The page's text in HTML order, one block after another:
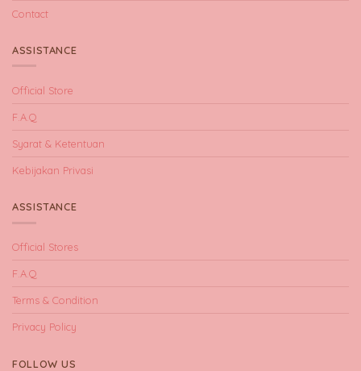
Contact
ASSISTANCE
Official Store
F.A.Q
Syarat & Ketentuan
Kebijakan Privasi
ASSISTANCE
Official Stores
F.A.Q
Terms & Condition
Privacy Policy
FOLLOW US